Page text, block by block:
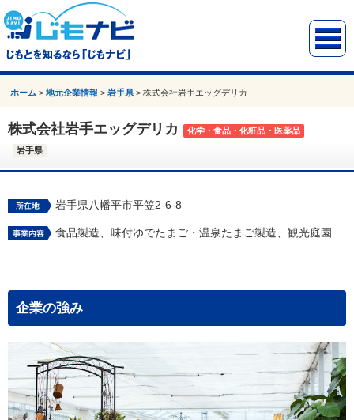
ホーム >地元企業情報 >岩手県 >株式会社岩手エッグデリカ
株式会社岩手エッグデリカ 化学・食品・化粧品・医薬品
岩手県
岩手県八幡平市平笠2-6-8
食品製造、味付ゆでたまご・温泉たまご製造、観光庭園
企業の強み